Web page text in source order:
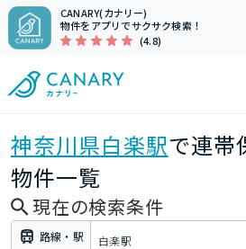
CANARY(カナリー)
物件をアプリでサクサク検索！
(4.8)
神奈川県白楽駅で連帯
物件一覧
現在の検索条件
路線・駅 白楽駅